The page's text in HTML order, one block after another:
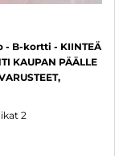
- B-kortti - KIINTEÄ
KAUPAN PÄÄLLE
2